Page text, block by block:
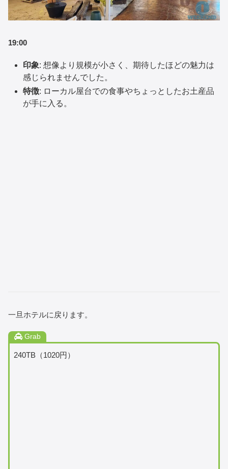
19:00
印象: 想像より規模が小さく、期待したほどの魅力は
感じられませんでした。
特徴: ローカル屋台での食事やちょっとしたお土産品
が手に入る。
一旦ホテルに戻ります。
Grab
240TB（1020円）